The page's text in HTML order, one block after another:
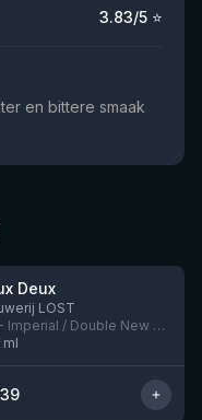
3.83/5 ⭐
en bittere smaak
Deux
LOST
IPA - Imperial / Double New England / Hazy
ml